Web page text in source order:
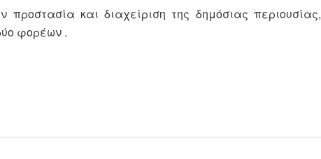
και διαχείριση της δημόσιας περιουσίας,
φορέων .